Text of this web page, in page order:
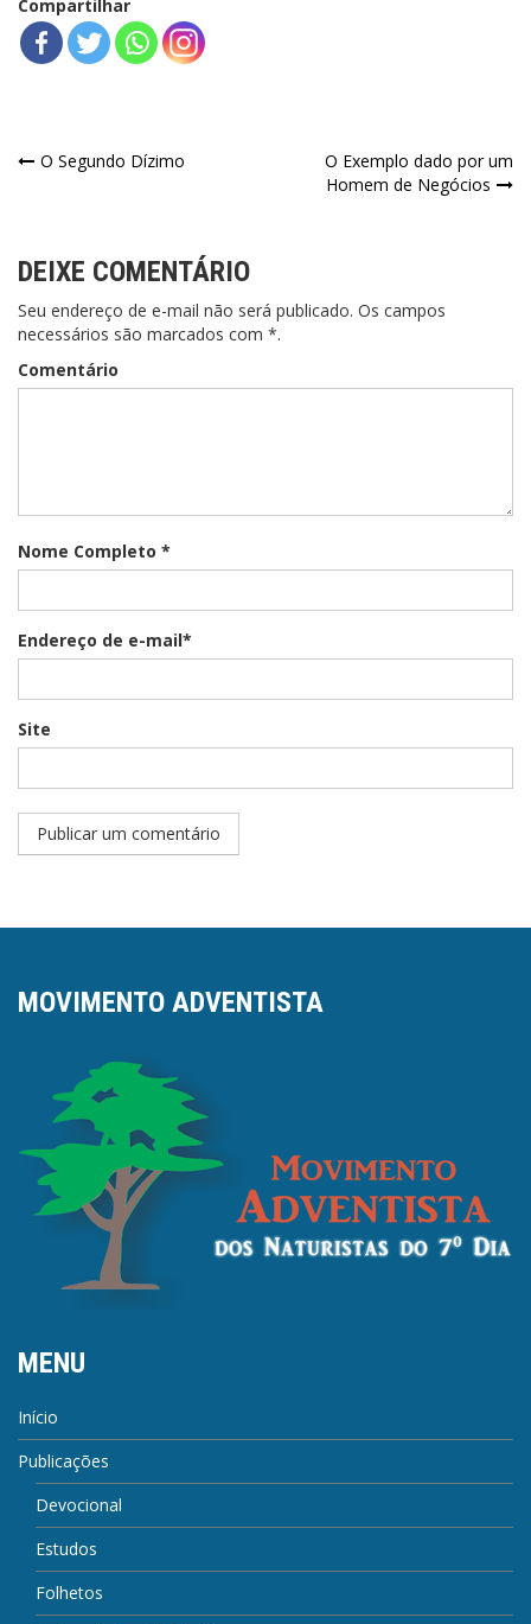
Compartilhar
Navegação
O Segundo Dízimo
O Exemplo dado por um
Homem de Negócios
DEIXE COMENTÁRIO
Seu endereço de e-mail não será publicado. Os campos
necessários são marcados com *.
Comentário
Nome Completo *
Endereço de e-mail*
Site
MOVIMENTO ADVENTISTA
MENU
Início
Publicações
Devocional
Estudos
Folhetos